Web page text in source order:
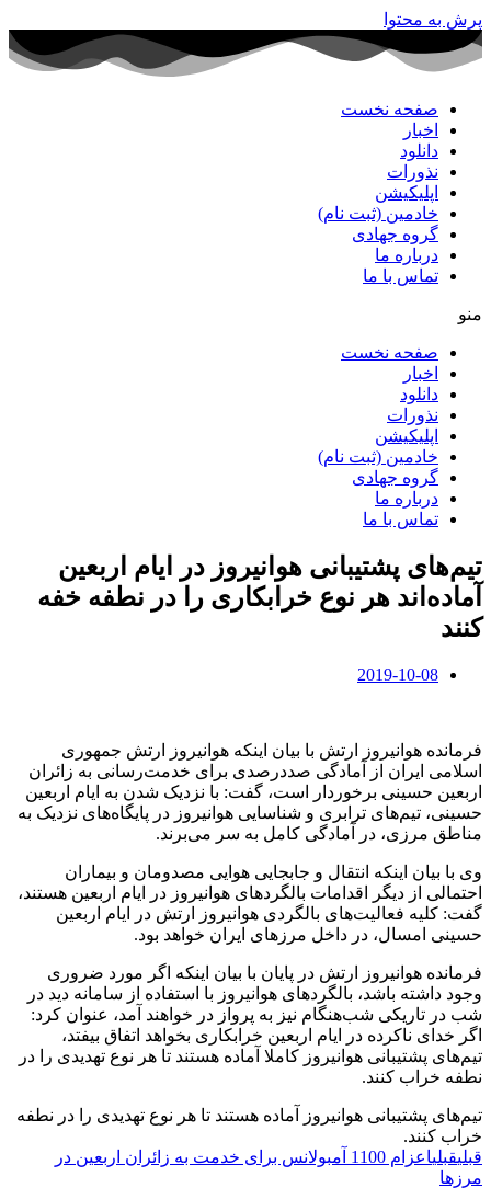
پرش به محتوا
صفحه نخست
اخبار
دانلود
نذورات
اپلیکیشن
خادمین (ثبت نام)
گروه جهادی
درباره ما
تماس با ما
منو
صفحه نخست
اخبار
دانلود
نذورات
اپلیکیشن
خادمین (ثبت نام)
گروه جهادی
درباره ما
تماس با ما
تیم‌های پشتیبانی هوانیروز در ایام اربعین
آماده‌اند هر نوع خرابکاری را در نطفه خفه
کنند
2019-10-08
فرمانده هوانیروز ارتش با بیان اینکه هوانیروز ارتش جمهوری
اسلامی ایران از آمادگی صددرصدی برای خدمت‌رسانی به زائران
اربعین حسینی برخوردار است، گفت: با نزدیک شدن به ایام اربعین
حسینی، تیم‌های ترابری و شناسایی هوانیروز در پایگاه‌های نزدیک به
مناطق مرزی، در آمادگی کامل به سر می‌برند.
وی با بیان اینکه انتقال و جابجایی هوایی مصدومان و بیماران
احتمالی از دیگر اقدامات بالگردهای هوانیروز در ایام اربعین هستند،
گفت: کلیه فعالیت‌های بالگردی هوانیروز ارتش در ایام اربعین
حسینی امسال، در داخل مرزهای ایران خواهد بود.
فرمانده هوانیروز ارتش در پایان با بیان اینکه اگر مورد ضروری
وجود داشته باشد، بالگردهای هوانیروز با استفاده از سامانه‌ دید در
شب در تاریکی شب‌هنگام نیز به پرواز در خواهند آمد، عنوان کرد:
اگر خدای ناکرده در ایام اربعین خرابکاری بخواهد اتفاق بیفتد،
تیم‌های پشتیبانی هوانیروز کاملا آماده هستند تا هر نوع تهدیدی را در
نطفه خراب کنند.
تیم‌های پشتیبانی هوانیروز آماده هستند تا هر نوع تهدیدی را در نطفه
خراب کنند.
قبلیقبلی
اعزام 1100 آمبولانس برای خدمت به زائران اربعین در
مرزها